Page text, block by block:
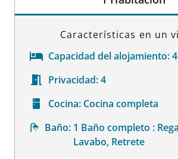
Características en un
Capacidad del alojamiento:4
Privacidad:4
Cocina: Cocina completa
Baño: 1 Baño completo :
Lavabo, Retrete